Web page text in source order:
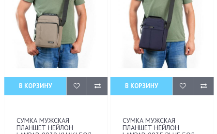
В КОРЗИНУ
СУМКА МУЖСКАЯ
ПЛАНШЕТ НЕЙЛОН
В КОРЗИНУ
СУМКА МУЖСКАЯ
ПЛАНШЕТ НЕЙЛОН